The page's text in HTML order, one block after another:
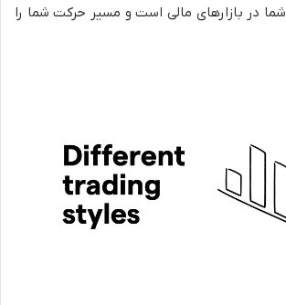
شما در بازارهای مالی است و مسیر حرکت شما را